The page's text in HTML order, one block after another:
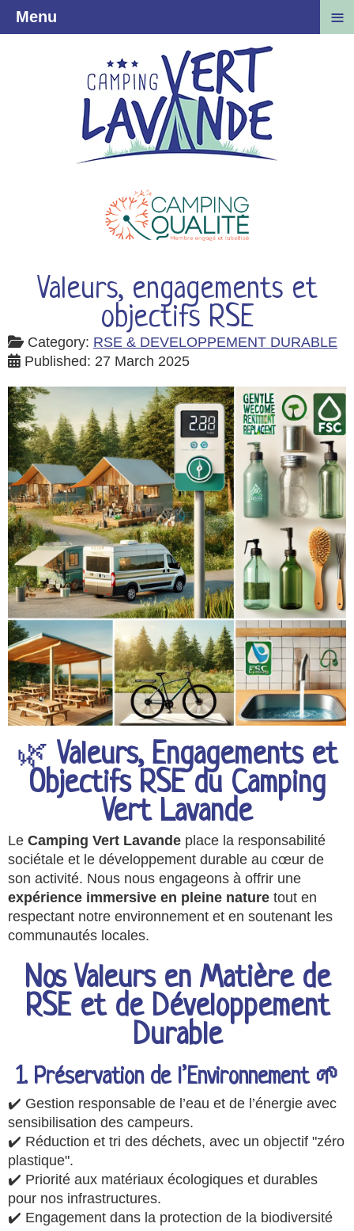
Valeurs, engagements et
objectifs RSE
Category: RSE & DEVELOPPEMENT DURABLE
Published: 27 March 2025
🌿 Valeurs, Engagements et
Objectifs RSE du Camping
Vert Lavande
Le Camping Vert Lavande place la responsabilité
sociétale et le développement durable au cœur de
son activité. Nous nous engageons à offrir une
expérience immersive en pleine nature tout en
respectant notre environnement et en soutenant les
communautés locales.
Nos Valeurs en Matière de
RSE et de Développement
Durable
1. Préservation de l’Environnement 🌱
✔️ Gestion responsable de l’eau et de l’énergie avec
sensibilisation des campeurs.
✔️ Réduction et tri des déchets, avec un objectif "zéro
plastique".
✔️ Priorité aux matériaux écologiques et durables
pour nos infrastructures.
✔️ Engagement dans la protection de la biodiversité
Menu ≡